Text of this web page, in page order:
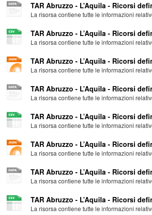
TAR Abruzzo - L’Aquila - Ricorsi
La risorsa contiene tutte le informazioni
TAR Abruzzo - L’Aquila - Ricorsi
La risorsa contiene tutte le informazioni
TAR Abruzzo - L’Aquila - Ricorsi
La risorsa contiene tutte le informazioni
TAR Abruzzo - L’Aquila - Ricorsi
La risorsa contiene tutte le informazioni
TAR Abruzzo - L’Aquila - Ricorsi
La risorsa contiene tutte le informazioni
TAR Abruzzo - L’Aquila - Ricorsi
La risorsa contiene tutte le informazioni
TAR Abruzzo - L’Aquila - Ricorsi
La risorsa contiene tutte le informazioni
TAR Abruzzo - L’Aquila - Ricorsi
La risorsa contiene tutte le informazioni